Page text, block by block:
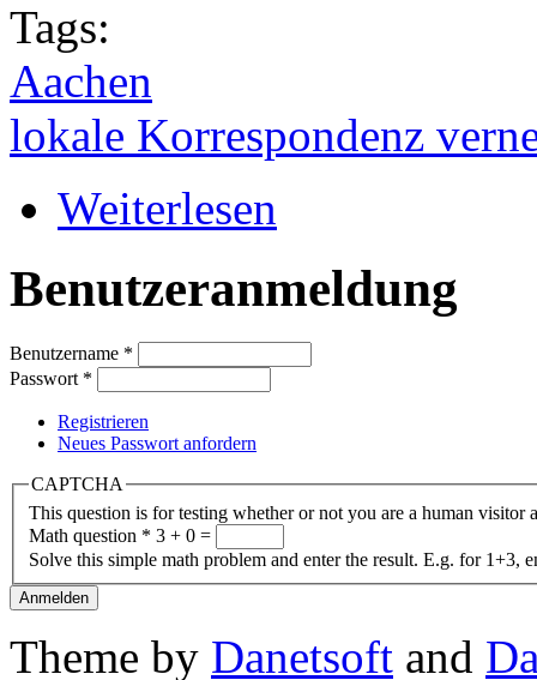
Tags:
Aachen
lokale Korrespondenz
Weiterlesen
Benutzeranmeldung
Benutzername *
Passwort *
Registrieren
Neues Passwort anfordern
CAPTCHA
This question is for testing whether or not you are a human visitor
Math question * 3 + 0 =
Solve this simple math problem and enter the result. E.g. for 1+3,
Theme by Danetsoft and